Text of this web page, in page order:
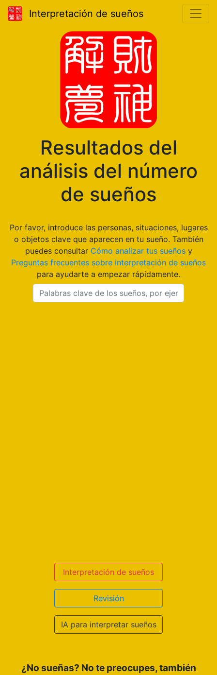
Interpretación de sueños
Resultados del
análisis del número
de sueños
Por favor, introduce las personas, situaciones, lugares
o objetos clave que aparecen en tu sueño. También
puedes consultar Cómo analizar tus sueñosy
Preguntas frecuentes sobre interpretación de sueños
para ayudarte a empezar rápidamente.
Interpretación de sueños
Revisión
IA para interpretar sueños
¿No sueñas? No te preocupes, también